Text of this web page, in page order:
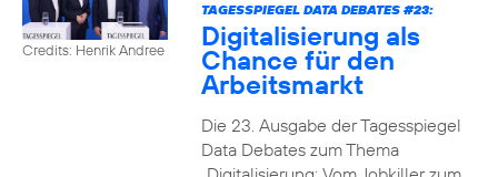
Credits: Henrik Andree
TAGESSPIEGEL DATA DEBATES #23:
Digitalisierung als
Chance für den
Arbeitsmarkt
Die 23. Ausgabe der Tagesspiegel
Data Debates zum Thema